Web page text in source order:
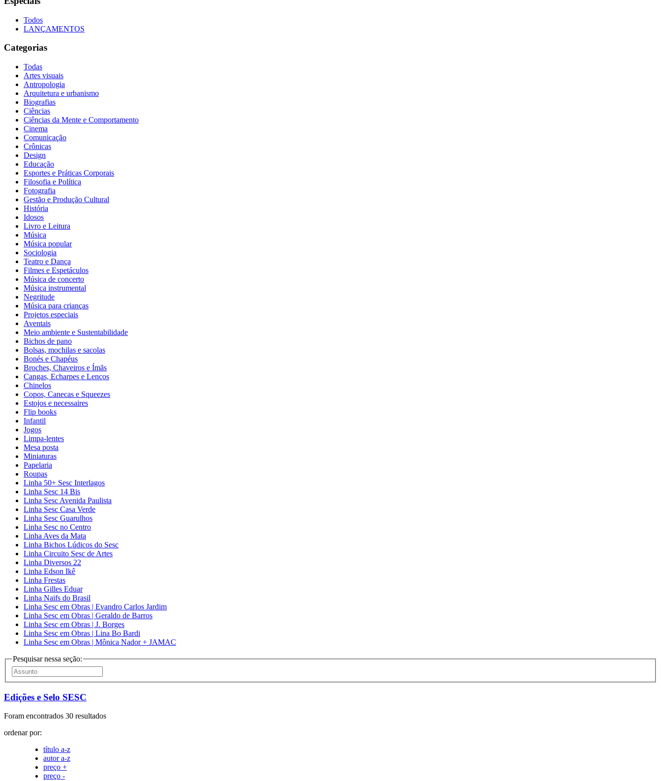
Todos
LANÇAMENTOS
Categorias
Todas
Artes visuais
Antropologia
Arquitetura e urbanismo
Biografias
Ciências
Ciências da Mente e Comportamento
Cinema
Comunicação
Crônicas
Design
Educação
Esportes e Práticas Corporais
Filosofia e Política
Fotografia
Gestão e Produção Cultural
História
Idosos
Livro e Leitura
Música
Música popular
Sociologia
Teatro e Dança
Filmes e Espetáculos
Música de concerto
Música instrumental
Negritude
Música para crianças
Projetos especiais
Aventais
Meio ambiente e Sustentabilidade
Bichos de pano
Bolsas, mochilas e sacolas
Bonés e Chapéus
Broches, Chaveiros e Ímãs
Cangas, Echarpes e Lenços
Chinelos
Copos, Canecas e Squeezes
Estojos e necessaires
Flip books
Infantil
Jogos
Limpa-lentes
Mesa posta
Miniaturas
Papelaria
Roupas
Linha 50+ Sesc Interlagos
Linha Sesc 14 Bis
Linha Sesc Avenida Paulista
Linha Sesc Casa Verde
Linha Sesc Guarulhos
Linha Sesc no Centro
Linha Aves da Mata
Linha Bichos Lúdicos do Sesc
Linha Circuito Sesc de Artes
Linha Diversos 22
Linha Edson Ikê
Linha Frestas
Linha Gilles Eduar
Linha Naifs do Brasil
Linha Sesc em Obras | Evandro Carlos Jardim
Linha Sesc em Obras | Geraldo de Barros
Linha Sesc em Obras | J. Borges
Linha Sesc em Obras | Lina Bo Bardi
Linha Sesc em Obras | Mônica Nador + JAMAC
Pesquisar nessa seção:
Edições e Selo SESC
Foram encontrados 30 resultados
ordenar por:
título a-z
autor a-z
preço +
preço -